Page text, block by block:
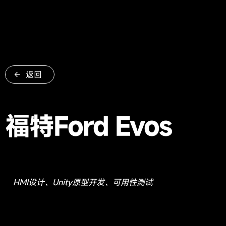
返回
福特Ford Evos
HMI设计、Unity原型开发、可用性测试